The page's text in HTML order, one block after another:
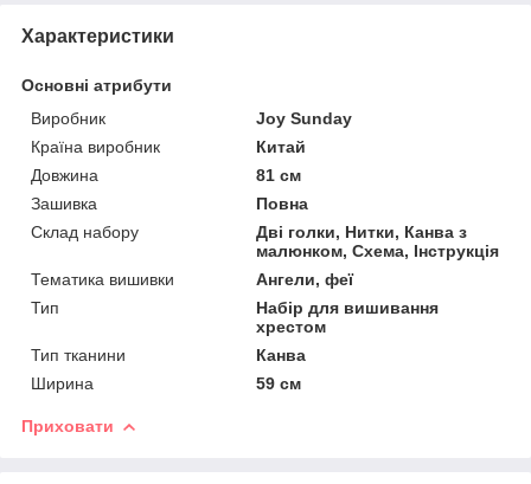
Характеристики
Основні атрибути
Виробник
Joy Sunday
Країна виробник
Китай
Довжина
81 см
Зашивка
Повна
Склад набору
Дві голки, Нитки, Канва з
малюнком, Схема, Інструкція
Тематика вишивки
Ангели, феї
Тип
Набір для вишивання
хрестом
Тип тканини
Канва
Ширина
59 см
Приховати